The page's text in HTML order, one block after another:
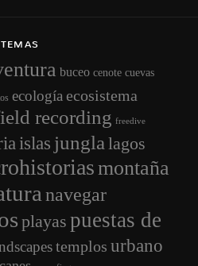
TEMAS
buceo cenote cuevas
ecología ecosistema
recording freedive
islas jungla lagos
montaña
navegar
playas puestas de
templos urbano